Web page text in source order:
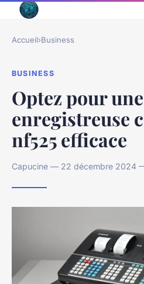
Accueil›Business
BUSINESS
Optez pour
enregistreuse
nf525 efficace
Capucine — 22 décembre 2024